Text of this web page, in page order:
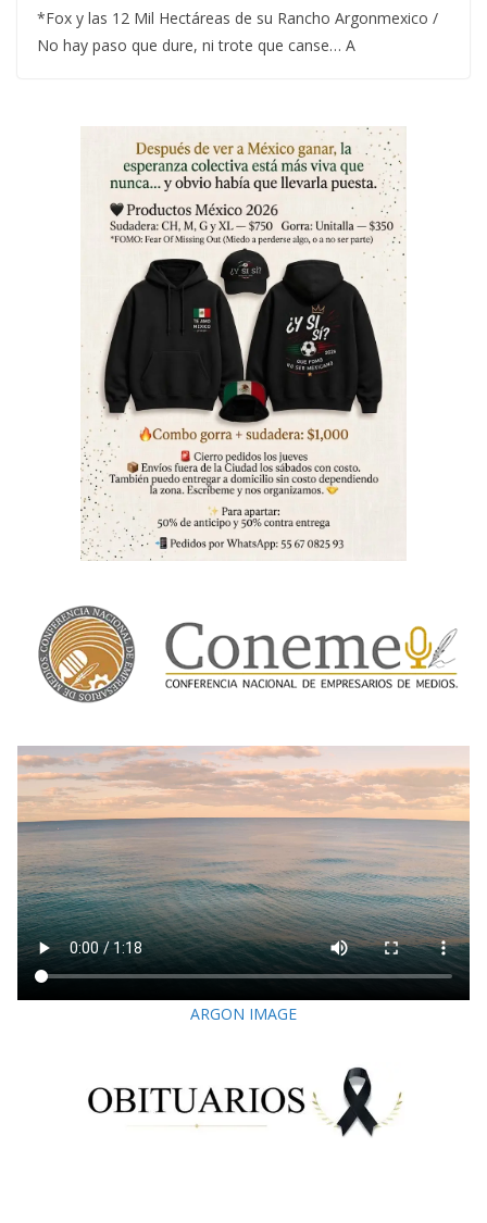
*Fox y las 12 Mil Hectáreas de su Rancho Argonmexico /
No hay paso que dure, ni trote que canse… A
ARGON IMAGE